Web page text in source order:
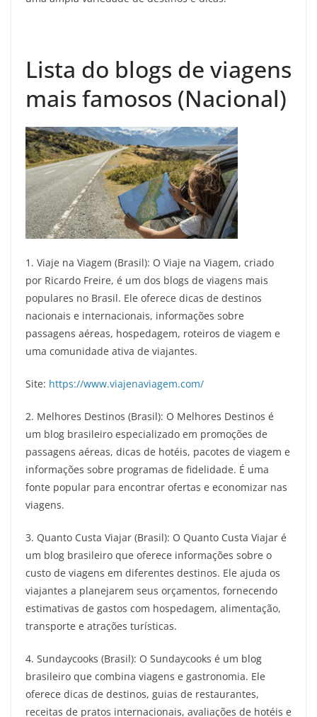
Lista do blogs de viagens
mais famosos (Nacional)
1. Viaje na Viagem (Brasil): O Viaje na Viagem, criado
por Ricardo Freire, é um dos blogs de viagens mais
populares no Brasil. Ele oferece dicas de destinos
nacionais e internacionais, informações sobre
passagens aéreas, hospedagem, roteiros de viagem e
uma comunidade ativa de viajantes.
Site: https://www.viajenaviagem.com/
2. Melhores Destinos (Brasil): O Melhores Destinos é
um blog brasileiro especializado em promoções de
passagens aéreas, dicas de hotéis, pacotes de viagem e
informações sobre programas de fidelidade. É uma
fonte popular para encontrar ofertas e economizar nas
viagens.
3. Quanto Custa Viajar (Brasil): O Quanto Custa Viajar é
um blog brasileiro que oferece informações sobre o
custo de viagens em diferentes destinos. Ele ajuda os
viajantes a planejarem seus orçamentos, fornecendo
estimativas de gastos com hospedagem, alimentação,
transporte e atrações turísticas.
4. Sundaycooks (Brasil): O Sundaycooks é um blog
brasileiro que combina viagens e gastronomia. Ele
oferece dicas de destinos, guias de restaurantes,
receitas de pratos internacionais, avaliações de hotéis e